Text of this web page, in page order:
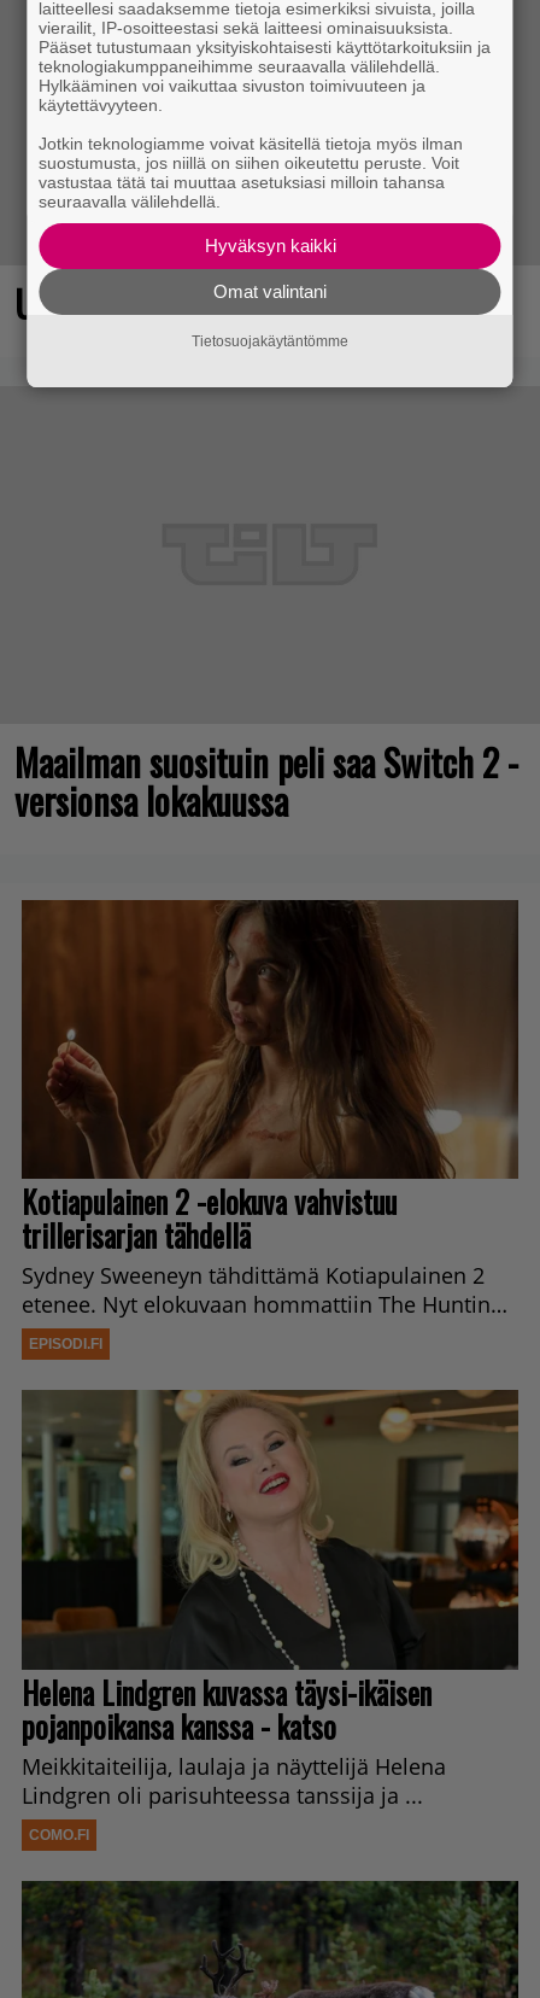
Ubisosoftin hittipeli saapui Steamiin
Maailman suosituin peli saa Switch 2 -
versionsa lokakuussa
laitteellesi saadaksemme tietoja esimerkiksi sivuista, joilla
vierailit, IP-osoitteestasi sekä laitteesi ominaisuuksista.
Pääset tutustumaan yksityiskohtaisesti käyttötarkoituksiin ja
teknologiakumppaneihimme seuraavalla välilehdellä.
Hylkääminen voi vaikuttaa sivuston toimivuuteen ja
käytettävyyteen.
Jotkin teknologiamme voivat käsitellä tietoja myös ilman
suostumusta, jos niillä on siihen oikeutettu peruste. Voit
vastustaa tätä tai muuttaa asetuksiasi milloin tahansa
seuraavalla välilehdellä.
Hyväksyn kaikki
Omat valintani
Tietosuojakäytäntömme